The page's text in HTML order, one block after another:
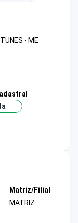
- ME
Matriz/Filial
MATRIZ